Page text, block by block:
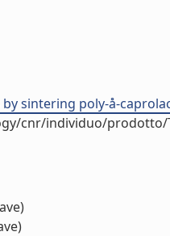
sintering poly-å-
cnr/individuo/prodotto/